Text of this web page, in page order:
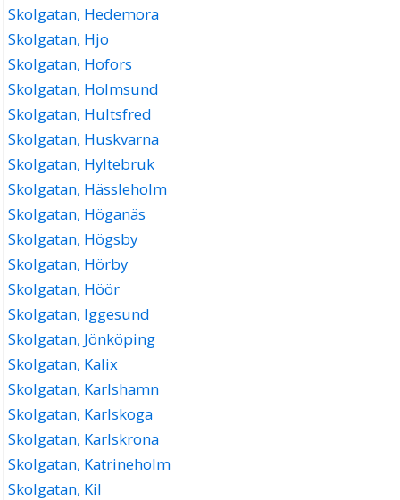
Skolgatan, Hedemora
Skolgatan, Hjo
Skolgatan, Hofors
Skolgatan, Holmsund
Skolgatan, Hultsfred
Skolgatan, Huskvarna
Skolgatan, Hyltebruk
Skolgatan, Hässleholm
Skolgatan, Höganäs
Skolgatan, Högsby
Skolgatan, Hörby
Skolgatan, Höör
Skolgatan, Iggesund
Skolgatan, Jönköping
Skolgatan, Kalix
Skolgatan, Karlshamn
Skolgatan, Karlskoga
Skolgatan, Karlskrona
Skolgatan, Katrineholm
Skolgatan, Kil